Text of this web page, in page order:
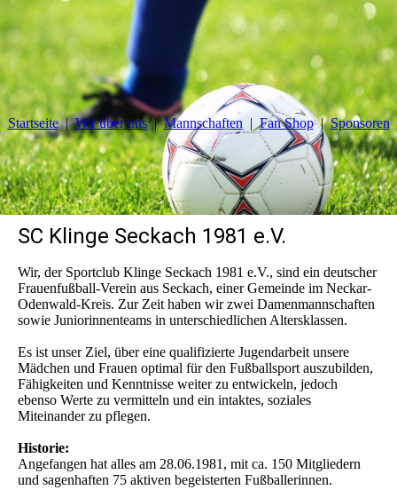
Startseite Wir über uns Mannschaften Fan Shop Sponsoren
SC Klinge Seckach 1981 e.V.
Wir, der Sportclub Klinge Seckach 1981 e.V., sind ein deutscher
Frauenfußball-Verein aus Seckach, einer Gemeinde im Neckar-
Odenwald-Kreis. Zur Zeit haben wir zwei Damenmannschaften
sowie Juniorinnenteams in unterschiedlichen Altersklassen.
Es ist unser Ziel, über eine qualifizierte Jugendarbeit unsere
Mädchen und Frauen optimal für den Fußballsport auszubilden,
Fähigkeiten und Kenntnisse weiter zu entwickeln, jedoch
ebenso Werte zu vermitteln und ein intaktes, soziales
Miteinander zu pflegen.
Historie:
Angefangen hat alles am 28.06.1981, mit ca. 150 Mitgliedern
und sagenhaften 75 aktiven begeisterten Fußballerinnen.